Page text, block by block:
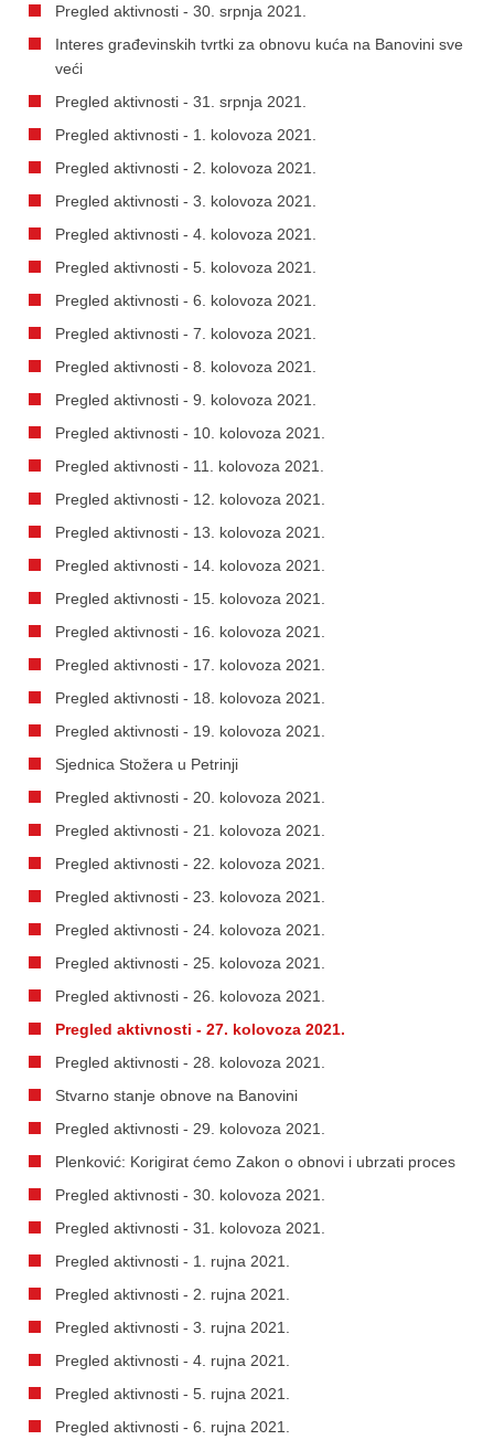
Pregled aktivnosti - 30. srpnja 2021.
Interes građevinskih tvrtki za obnovu kuća na Banovini sve
veći
Pregled aktivnosti - 31. srpnja 2021.
Pregled aktivnosti - 1. kolovoza 2021.
Pregled aktivnosti - 2. kolovoza 2021.
Pregled aktivnosti - 3. kolovoza 2021.
Pregled aktivnosti - 4. kolovoza 2021.
Pregled aktivnosti - 5. kolovoza 2021.
Pregled aktivnosti - 6. kolovoza 2021.
Pregled aktivnosti - 7. kolovoza 2021.
Pregled aktivnosti - 8. kolovoza 2021.
Pregled aktivnosti - 9. kolovoza 2021.
Pregled aktivnosti - 10. kolovoza 2021.
Pregled aktivnosti - 11. kolovoza 2021.
Pregled aktivnosti - 12. kolovoza 2021.
Pregled aktivnosti - 13. kolovoza 2021.
Pregled aktivnosti - 14. kolovoza 2021.
Pregled aktivnosti - 15. kolovoza 2021.
Pregled aktivnosti - 16. kolovoza 2021.
Pregled aktivnosti - 17. kolovoza 2021.
Pregled aktivnosti - 18. kolovoza 2021.
Pregled aktivnosti - 19. kolovoza 2021.
Sjednica Stožera u Petrinji
Pregled aktivnosti - 20. kolovoza 2021.
Pregled aktivnosti - 21. kolovoza 2021.
Pregled aktivnosti - 22. kolovoza 2021.
Pregled aktivnosti - 23. kolovoza 2021.
Pregled aktivnosti - 24. kolovoza 2021.
Pregled aktivnosti - 25. kolovoza 2021.
Pregled aktivnosti - 26. kolovoza 2021.
Pregled aktivnosti - 27. kolovoza 2021.
Pregled aktivnosti - 28. kolovoza 2021.
Stvarno stanje obnove na Banovini
Pregled aktivnosti - 29. kolovoza 2021.
Plenković: Korigirat ćemo Zakon o obnovi i ubrzati proces
Pregled aktivnosti - 30. kolovoza 2021.
Pregled aktivnosti - 31. kolovoza 2021.
Pregled aktivnosti - 1. rujna 2021.
Pregled aktivnosti - 2. rujna 2021.
Pregled aktivnosti - 3. rujna 2021.
Pregled aktivnosti - 4. rujna 2021.
Pregled aktivnosti - 5. rujna 2021.
Pregled aktivnosti - 6. rujna 2021.